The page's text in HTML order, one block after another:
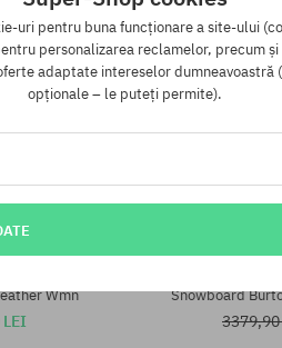
Wmn Snowboard
uri pentru buna funcționare a site-ului
personalizarea reclamelor, precum
adaptate intereselor dumneavoastră
opționale – le puteți permite).